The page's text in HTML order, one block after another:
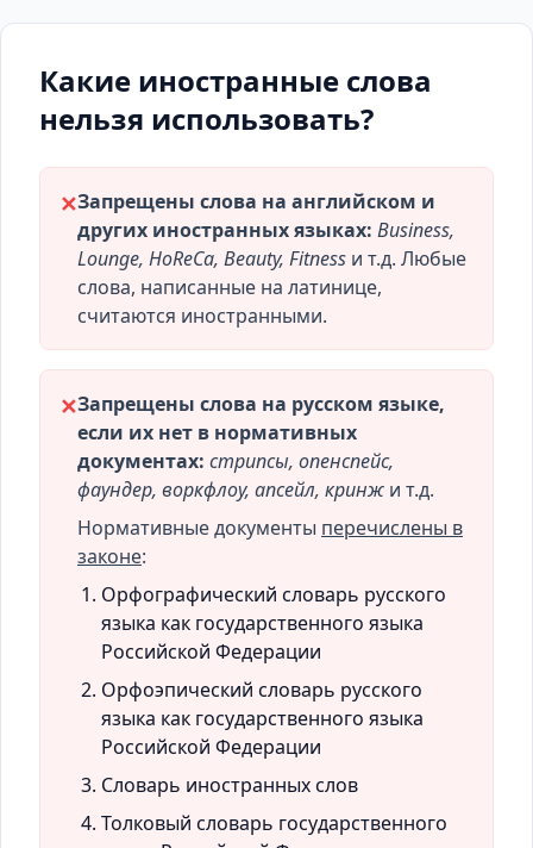
Какие иностранные слова
нельзя использовать?
✕Запрещены слова на английском и
других иностранных языках: Business,
Lounge, HoReCa, Beauty, Fitness и т.д. Любые
слова, написанные на латинице,
считаются иностранными.
✕Запрещены слова на русском языке,
если их нет в нормативных
документах: стрипсы, опенспейс,
фаундер, воркфлоу, апсейл, кринж и т.д.
Нормативные документы перечислены в
законе:
Орфографический словарь русского
языка как государственного языка
Российской Федерации
Орфоэпический словарь русского
языка как государственного языка
Российской Федерации
Словарь иностранных слов
Толковый словарь государственного